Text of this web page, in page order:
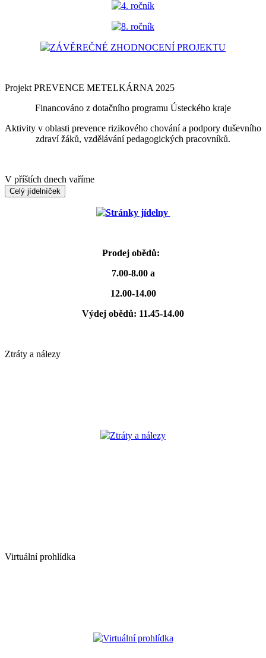
4. ročník
8. ročník
ZÁVĚREČNÉ ZHODNOCENÍ PROJEKTU
Projekt PREVENCE METELKÁRNA 2025
Financováno z dotačního programu Ústeckého kraje
Aktivity v oblasti prevence rizikového chování a podpory duševního
zdraví žáků, vzdělávání pedagogických pracovníků.
V příštích dnech vaříme
Celý jídelníček
Stránky jídelny
Prodej obědů:
7.00-8.00 a
12.00-14.00
Výdej obědů: 11.45-14.00
Ztráty a nálezy
Ztráty a nálezy
Virtuální prohlídka
Virtuální prohlídka